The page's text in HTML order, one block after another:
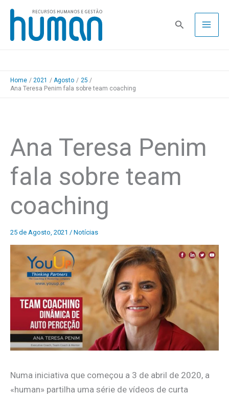
Skip
content
Pesquisa
Home 2021 Agosto
25
Ana Teresa Penim fala sobre team coaching
Ana Teresa Penim
fala sobre team
coaching
25 de Agosto, 2021 / Notícias
Numa iniciativa que começou a 3 de abril de 2020, a
«human» partilha uma série de vídeos de curta